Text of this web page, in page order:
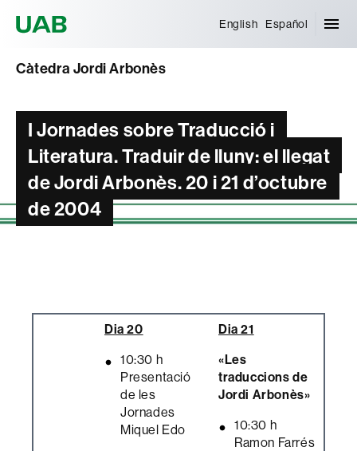
English Español
Càtedra Jordi Arbonès
I Jornades sobre Traducció i
Literatura. Traduir de lluny: el llegat
de Jordi Arbonès. 20 i 21 d’octubre
de 2004
Dia 20
10:30 h
Presentació
de les
Jornades
Miquel Edo
Dia 21
«Les
traduccions de
Jordi Arbonès»
10:30 h
Ramon Farrés